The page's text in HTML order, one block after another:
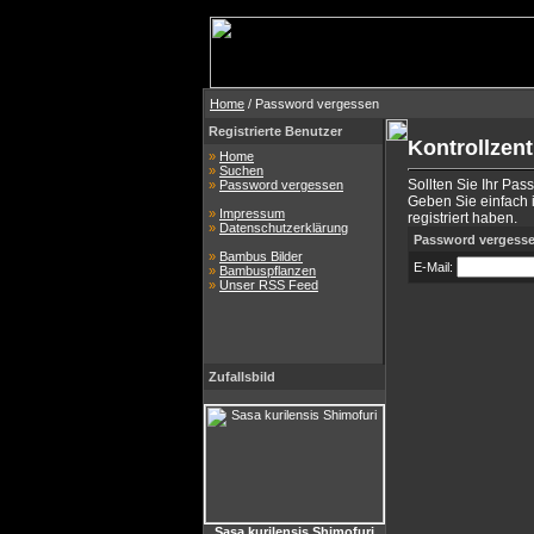
Home / Password vergessen
Registrierte Benutzer
» Home
» Suchen
» Password vergessen
» Impressum
» Datenschutzerklärung
» Bambus Bilder
» Bambuspflanzen
» Unser RSS Feed
Zufallsbild
Sollten Sie Ihr
Geben Sie einfach
registriert haben.
Password
E-Mail: